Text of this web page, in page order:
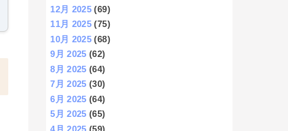
12月 2025 (69)
11月 2025 (75)
10月 2025 (68)
9月 2025 (62)
8月 2025 (64)
7月 2025 (30)
6月 2025 (64)
5月 2025 (65)
4月 2025 (59)